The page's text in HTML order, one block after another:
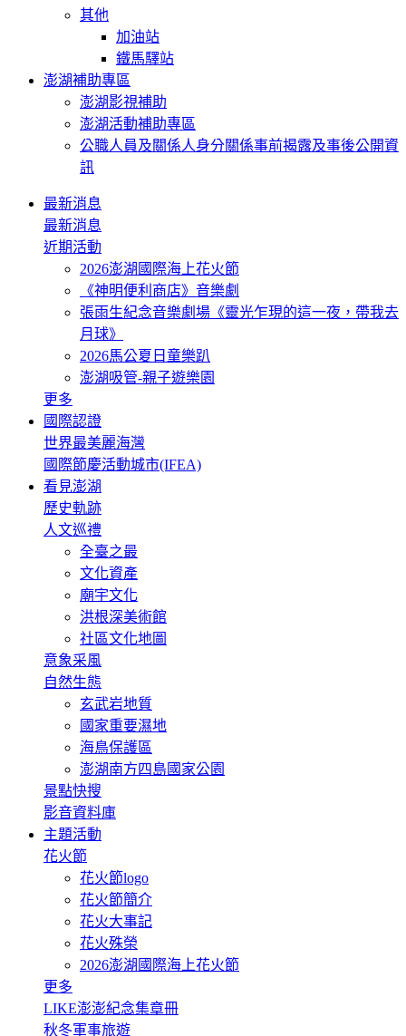
其他
加油站
鐵馬驛站
澎湖補助專區
澎湖影視補助
澎湖活動補助專區
公職人員及關係人身分關係事前揭露及事後公開資
訊
最新消息
最新消息
近期活動
2026澎湖國際海上花火節
《神明便利商店》音樂劇
張雨生紀念音樂劇場《靈光乍現的這一夜，帶我去
月球》
2026馬公夏日童樂趴
澎湖吸管-親子遊樂園
更多
國際認證
世界最美麗海灣
國際節慶活動城市(IFEA)
看見澎湖
歷史軌跡
人文巡禮
全臺之最
文化資產
廟宇文化
洪根深美術館
社區文化地圖
意象采風
自然生態
玄武岩地質
國家重要濕地
海鳥保護區
澎湖南方四島國家公園
景點快搜
影音資料庫
主題活動
花火節
花火節logo
花火節簡介
花火大事記
花火殊榮
2026澎湖國際海上花火節
更多
LIKE澎澎紀念集章冊
秋冬軍事旅遊